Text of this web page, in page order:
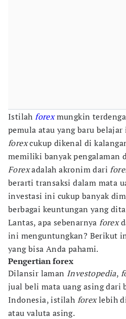
Istilahforex mungkin
pemula atau yang baru belajar
forexcukup dikenal di
memiliki banyak pengalaman
Forexadalah akronim dari
berarti transaksi dalam mata
investasi ini cukup banyak
berbagai keuntungan yang
Lantas, apa sebenarnyaforex
ini menguntungkan? Berikut
yang bisa Anda pahami.
Pengertian forex
Dilansir laman Investopedia,
jual beli mata uang asing dari
Indonesia, istilah forexlebih
atau valuta asing.